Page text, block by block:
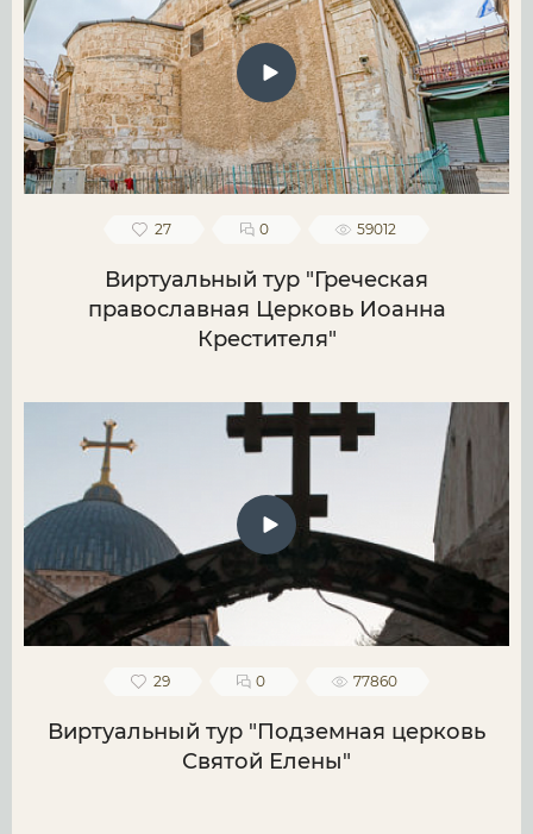
27 0 59012
Виртуальный тур "Греческая
православная Церковь Иоанна
Крестителя"
29 0 77860
Виртуальный тур "Подземная церковь
Святой Елены"